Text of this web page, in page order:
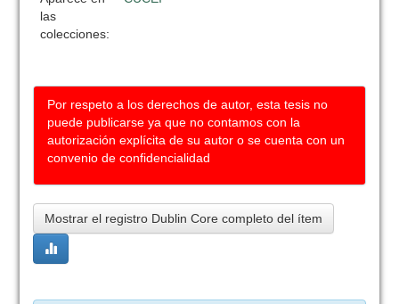
las
colecciones:
Por respeto a los derechos de autor, esta tesis no
puede publicarse ya que no contamos con la
autorización explícita de su autor o se cuenta con un
convenio de confidencialidad
Mostrar el registro Dublin Core completo del ítem